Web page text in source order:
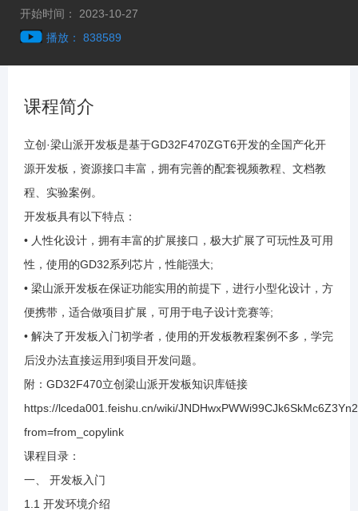
1.10 滴答定时器
1.12 串口通信原理介绍
1.13 串口之配置
1.14 串口之发送数据
1.15 串口之举一反三
1.16 独立按键原理介绍
开始时间： 2023-10-27
播放： 838589
课程简介
立创·梁山派开发板是基于GD32F470ZGT6开发的全国产化开
源开发板，资源接口丰富，拥有完善的配套视频教程、文档教
程、实验案例。
开发板具有以下特点：
• 人性化设计，拥有丰富的扩展接口，极大扩展了可玩性及可用
性，使用的GD32系列芯片，性能强大;
• 梁山派开发板在保证功能实用的前提下，进行小型化设计，方
便携带，适合做项目扩展，可用于电子设计竞赛等;
• 解决了开发板入门初学者，使用的开发板教程案例不多，学完
后没办法直接运用到项目开发问题。
附：GD32F470立创梁山派开发板知识库链接
https://lceda001.feishu.cn/wiki/
from=from_copylink
课程目录：
一、 开发板入门
1.1 开发环境介绍